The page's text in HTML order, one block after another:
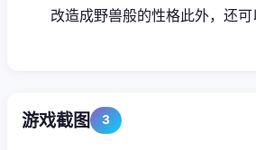
改造成野兽般的性格此外，还
游戏截图 3